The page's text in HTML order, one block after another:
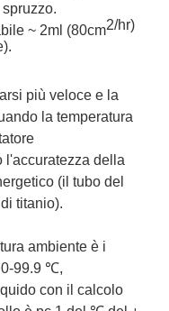
~ 2ml (80cm2/hr)
più veloce e la
la temperatura
l'accuratezza della
(il tubo del
titanio).
ambiente è i
0-99.9 ℃,
con il calcolo